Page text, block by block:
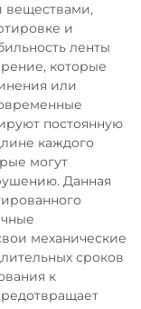
веществами,
и
ленты
которые
или
постоянную
каждого
могут
Данная
механические
сроков
к